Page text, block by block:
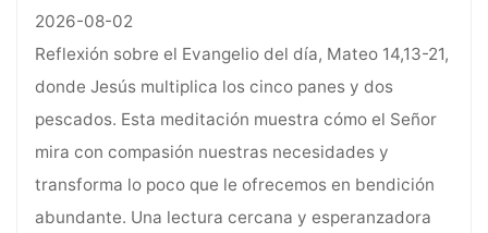
2026-08-02
Reflexión sobre el Evangelio del día, Mateo 14,13-21,
donde Jesús multiplica los cinco panes y dos
pescados. Esta meditación muestra cómo el Señor
mira con compasión nuestras necesidades y
transforma lo poco que le ofrecemos en bendición
abundante. Una lectura cercana y esperanzadora